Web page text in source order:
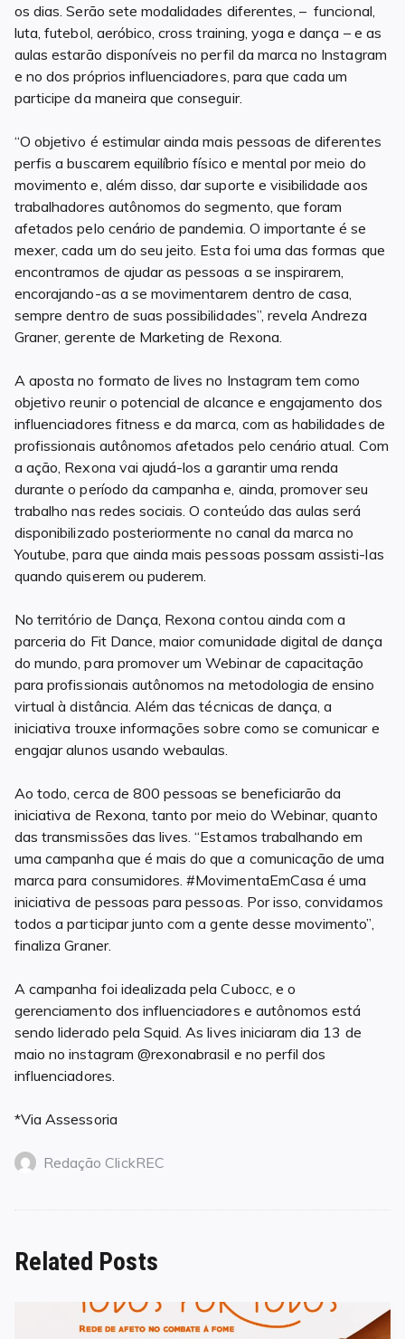
os dias. Serão sete modalidades diferentes, – funcional,
luta, futebol, aeróbico, cross training, yoga e dança – e as
aulas estarão disponíveis no perfil da marca no Instagram
e no dos próprios influenciadores, para que cada um
participe da maneira que conseguir.
“O objetivo é estimular ainda mais pessoas de diferentes
perfis a buscarem equilíbrio físico e mental por meio do
movimento e, além disso, dar suporte e visibilidade aos
trabalhadores autônomos do segmento, que foram
afetados pelo cenário de pandemia. O importante é se
mexer, cada um do seu jeito. Esta foi uma das formas que
encontramos de ajudar as pessoas a se inspirarem,
encorajando-as a se movimentarem dentro de casa,
sempre dentro de suas possibilidades”, revela Andreza
Graner, gerente de Marketing de Rexona.
A aposta no formato de lives no Instagram tem como
objetivo reunir o potencial de alcance e engajamento dos
influenciadores fitness e da marca, com as habilidades de
profissionais autônomos afetados pelo cenário atual. Com
a ação, Rexona vai ajudá-los a garantir uma renda
durante o período da campanha e, ainda, promover seu
trabalho nas redes sociais. O conteúdo das aulas será
disponibilizado posteriormente no canal da marca no
Youtube, para que ainda mais pessoas possam assisti-las
quando quiserem ou puderem.
No território de Dança, Rexona contou ainda com a
parceria do Fit Dance, maior comunidade digital de dança
do mundo, para promover um Webinar de capacitação
para profissionais autônomos na metodologia de ensino
virtual à distância. Além das técnicas de dança, a
iniciativa trouxe informações sobre como se comunicar e
engajar alunos usando webaulas.
Ao todo, cerca de 800 pessoas se beneficiarão da
iniciativa de Rexona, tanto por meio do Webinar, quanto
das transmissões das lives. “Estamos trabalhando em
uma campanha que é mais do que a comunicação de uma
marca para consumidores. #MovimentaEmCasa é uma
iniciativa de pessoas para pessoas. Por isso, convidamos
todos a participar junto com a gente desse movimento”,
finaliza Graner.
A campanha foi idealizada pela Cubocc, e o
gerenciamento dos influenciadores e autônomos está
sendo liderado pela Squid. As lives iniciaram dia 13 de
maio no instagram @rexonabrasil e no perfil dos
influenciadores.
*Via Assessoria
Redação ClickREC
Related Posts